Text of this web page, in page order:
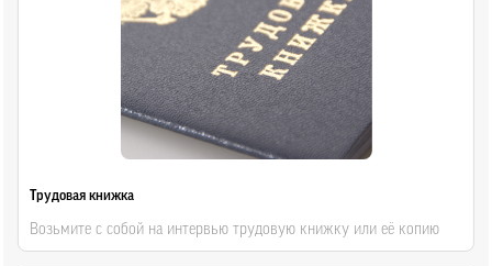
Трудовая книжка
Возьмите с собой на интервью трудовую книжку или её копию